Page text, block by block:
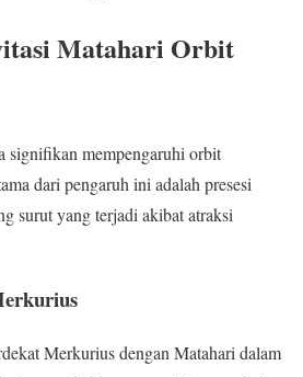
Matahari Orbit
signifikan mempengaruhi orbit
dari pengaruh ini adalah presesi
surut yang terjadi akibat atraksi
Merkurius dengan Matahari dalam